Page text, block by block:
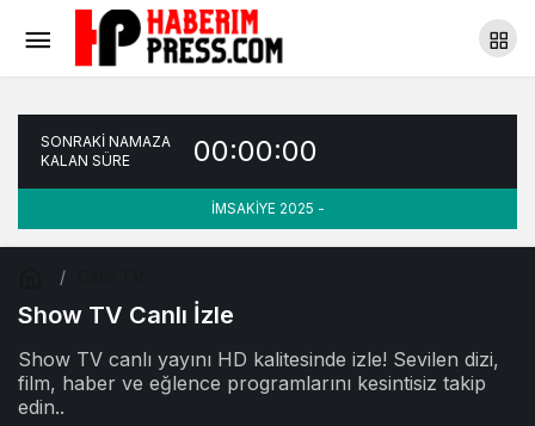
SONRAKİ NAMAZA
KALAN SÜRE
00:00:00
İMSAKİYE 2025 -
Show TV Canlı İzle
Show TV canlı yayını HD kalitesinde izle! Sevilen dizi,
film, haber ve eğlence programlarını kesintisiz takip
edin..